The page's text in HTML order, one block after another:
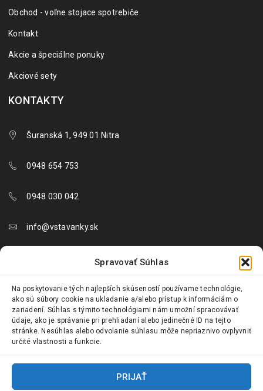
Spravovať Súhlas
Na poskytovanie tých najlepších skúseností používame technológie,
ako sú súbory cookie na ukladanie a/alebo prístup k informáciám o
zariadení. Súhlas s týmito technológiami nám umožní spracovávať
údaje, ako je správanie pri prehliadaní alebo jedinečné ID na tejto
stránke. Nesúhlas alebo odvolanie súhlasu môže nepriaznivo ovplyvniť
určité vlastnosti a funkcie.
PRIJAŤ
Obchod - voľne stojace spotrebiče
Kontakt
Akcie a špeciálne ponuky
Akciové sety
KONTAKTY
Šuranská 1, 949 01 Nitra
0948 654 753
0948 030 042
info@vstavanky.sk
objednavky@vstavanky.sk
reklamacie@vstavanky.sk
© 2024 Vstavanky.sk. Všetky práva vyhradené.